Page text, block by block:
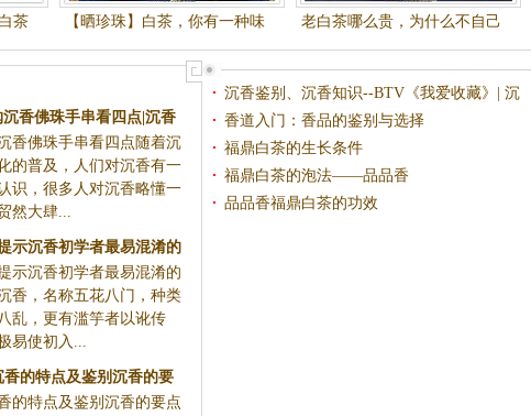
茶
【晒珍珠】白茶，你有一种味
道叫阳光
老白茶哪么贵，为什么不自己
收藏一点呢？（论坛好友有福
沉香佛珠手串看四点|沉香
鉴别
香佛珠手串看四点随着沉
的普及，人们对沉香有一
识，很多人对沉香略懂一
然大肆...
示沉香初学者最易混淆的
概念|沉香鉴别
示沉香初学者最易混淆的
香，名称五花八门，种类
乱，更有滥竽者以讹传
易使初入...
香的特点及鉴别沉香的要
点|沉香知识
的特点及鉴别沉香的要点
沉香鉴别、沉香知识--BTV《我爱收藏》| 沉
香视频
香道入门：香品的鉴别与选择
福鼎白茶的生长条件
福鼎白茶的泡法——品品香
品品香福鼎白茶的功效